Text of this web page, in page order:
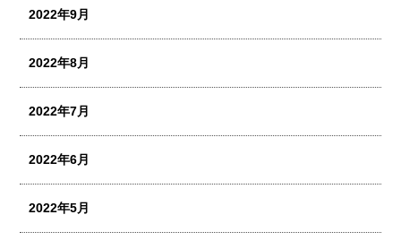
2022年9月
2022年8月
2022年7月
2022年6月
2022年5月